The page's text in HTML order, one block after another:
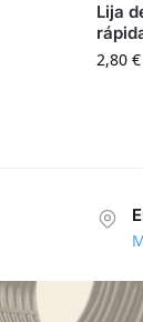
Lija
2,80€